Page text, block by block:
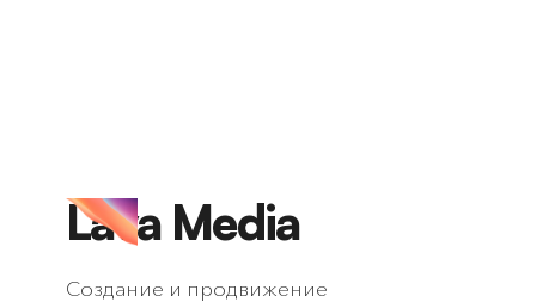
Lava Media
Создание и продвижение